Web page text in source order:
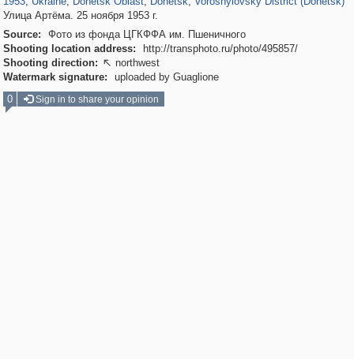
Улица Артёма. 25 ноября 1953 г.
Source:
Фото из фонда ЦГКФФА им. Пшеничного
Shooting location address:
http://transphoto.ru/photo/495857/
Shooting direction:  northwest
Watermark signature:
uploaded by Guaglione
0
Sign in to share your opinion